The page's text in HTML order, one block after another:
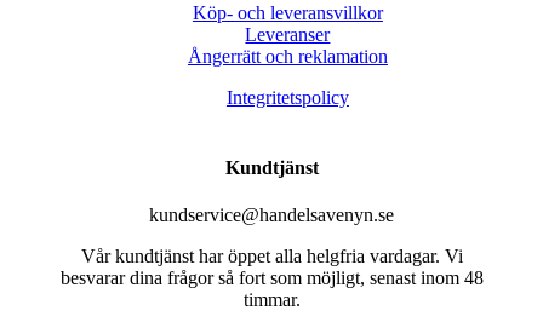
Köp- och leveransvillkor
Leveranser
Ångerrätt och reklamation
Integritetspolicy
Kundtjänst
kundservice@handelsavenyn.se
Vår kundtjänst har öppet alla helgfria vardagar. Vi
besvarar dina frågor så fort som möjligt, senast inom 48
timmar.